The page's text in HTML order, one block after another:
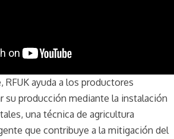
RFUK ayuda a los productores
su producción mediante la instalación
una técnica de agricultura
que contribuye a la mitigación del